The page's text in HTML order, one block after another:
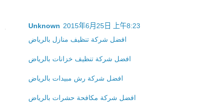
Unknown 2015年6月25日 上午8:23
افضل شركة تنظيف منازل بالرياض
افضل شركة تنظيف خزانات بالرياض
افضل شركة رش مبيدات بالرياض
افضل شركة مكافحة حشرات بالرياض